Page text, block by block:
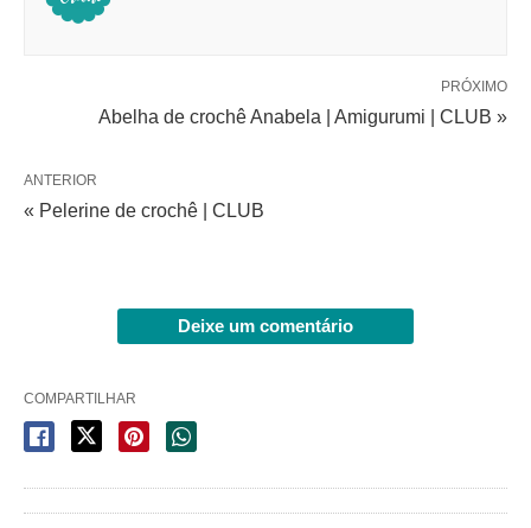
PRÓXIMO
Abelha de crochê Anabela | Amigurumi | CLUB »
ANTERIOR
« Pelerine de crochê | CLUB
Deixe um comentário
COMPARTILHAR